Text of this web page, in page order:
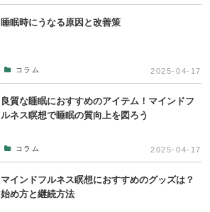
睡眠時にうなる原因と改善策
コラム 2025-04-17
良質な睡眠におすすめのアイテム！マインドフ
ルネス瞑想で睡眠の質向上を図ろう
コラム 2025-04-17
マインドフルネス瞑想におすすめのグッズは？
始め方と継続方法